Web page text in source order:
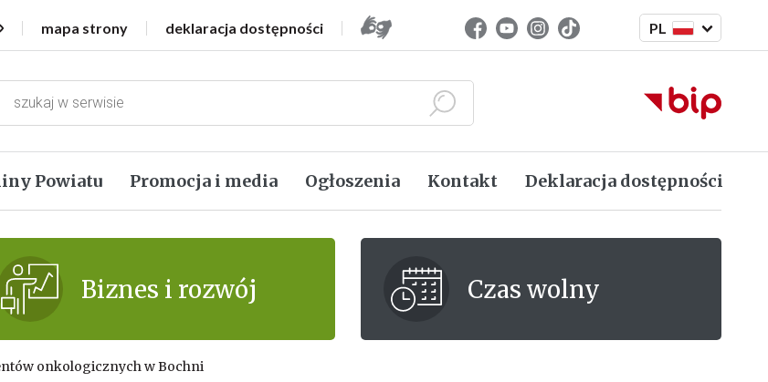
kontrastowa
mapa strony deklaracja dostępności Zmień język Facebook (link zewnętrzny)
Youtube (link zewnętrzny)
Instagram (link zewnętrzny)
TikTok (link zewnętrzny)
PL Język polski
Szukaj
Powiatu Promocja i media Ogłoszenia Kontakt Deklaracja dostępności
Biznes i rozwój Czas wolny
onkologicznych w Bochni